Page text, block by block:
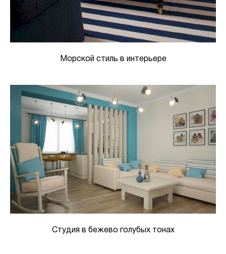
Морской стиль в интерьере
Студия в бежево голубых тонах